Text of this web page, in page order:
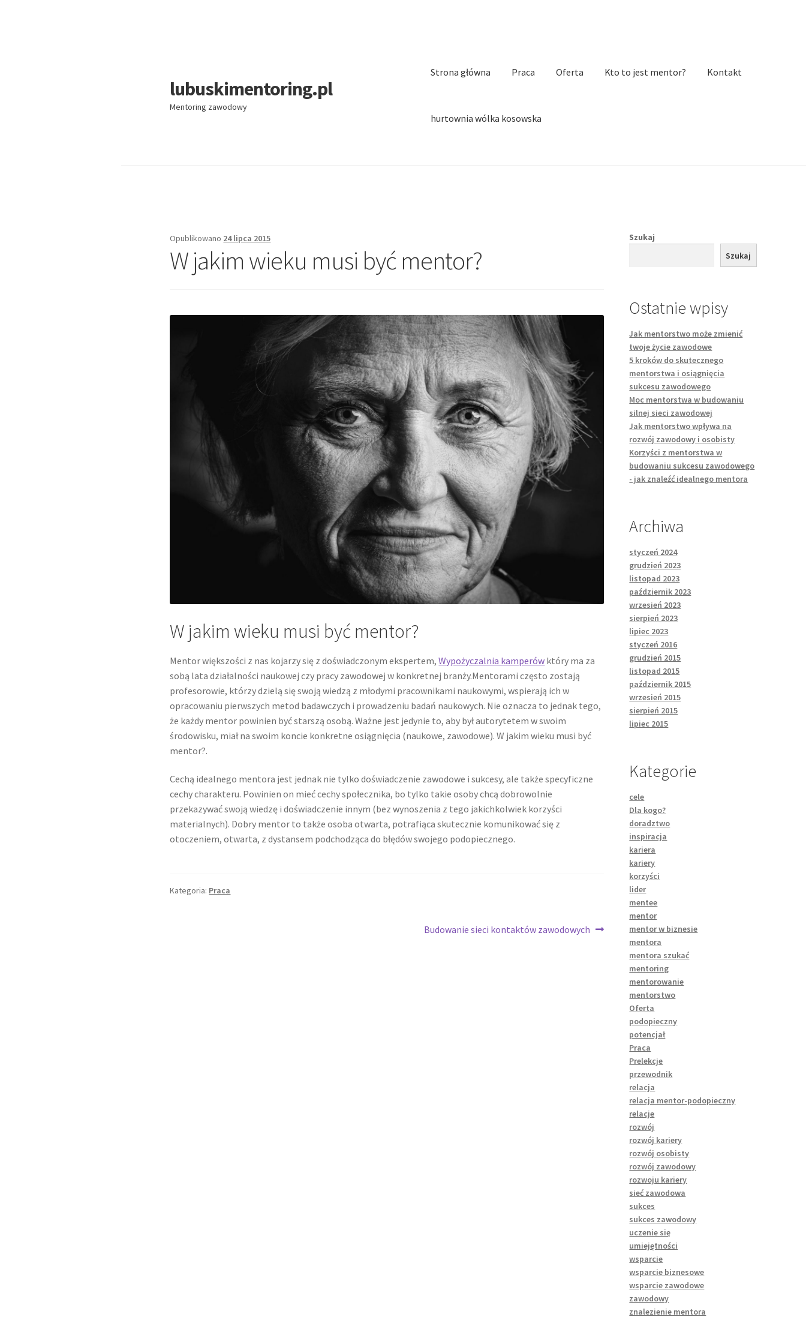
Przejdź
do
nawigacji
Przejdź
do
treści
lubuskimentoring.pl
Mentoring zawodowy
Strona główna Praca Oferta Kto to jest mentor? Kontakt
hurtownia wólka kosowska
Opublikowano 24 lipca 2015
W jakim wieku musi być mentor?
W jakim wieku musi być mentor?
Mentor większości z nas kojarzy się z doświadczonym ekspertem,Wypożyczalnia kamperów który ma za
sobą lata działalności naukowej czy pracy zawodowej w konkretnej branży.Mentorami często zostają
profesorowie, którzy dzielą się swoją wiedzą z młodymi pracownikami naukowymi, wspierają ich w
opracowaniu pierwszych metod badawczych i prowadzeniu badań naukowych. Nie oznacza to jednak tego,
że każdy mentor powinien być starszą osobą. Ważne jest jedynie to, aby był autorytetem w swoim
środowisku, miał na swoim koncie konkretne osiągnięcia (naukowe, zawodowe). W jakim wieku musi być
mentor?.
Cechą idealnego mentora jest jednak nie tylko doświadczenie zawodowe i sukcesy, ale także specyficzne
cechy charakteru. Powinien on mieć cechy społecznika, bo tylko takie osoby chcą dobrowolnie
przekazywać swoją wiedzę i doświadczenie innym (bez wynoszenia z tego jakichkolwiek korzyści
materialnych). Dobry mentor to także osoba otwarta, potrafiąca skutecznie komunikować się z
otoczeniem, otwarta, z dystansem podchodząca do błędów swojego podopiecznego.
Kategoria: Praca
Następny
Budowanie sieci kontaktów zawodowych
Szukaj
Szukaj
Ostatnie wpisy
Jak mentorstwo może zmienić
twoje życie zawodowe
5 kroków do skutecznego
mentorstwa i osiągnięcia
sukcesu zawodowego
Moc mentorstwa w budowaniu
silnej sieci zawodowej
Jak mentorstwo wpływa na
rozwój zawodowy i osobisty
Korzyści z mentorstwa w
budowaniu sukcesu zawodowego
- jak znaleźć idealnego mentora
Archiwa
styczeń 2024
grudzień 2023
listopad 2023
październik 2023
wrzesień 2023
sierpień 2023
lipiec 2023
styczeń 2016
grudzień 2015
listopad 2015
październik 2015
wrzesień 2015
sierpień 2015
lipiec 2015
Kategorie
cele
Dla kogo?
doradztwo
inspiracja
kariera
kariery
korzyści
lider
mentee
mentor
mentor w biznesie
mentora
mentora szukać
mentoring
mentorowanie
mentorstwo
Oferta
podopieczny
potencjał
Praca
Prelekcje
przewodnik
relacja
relacja mentor-podopieczny
relacje
rozwój
rozwój kariery
rozwój osobisty
rozwój zawodowy
rozwoju kariery
sieć zawodowa
sukces
sukces zawodowy
uczenie się
umiejętności
wsparcie
wsparcie biznesowe
wsparcie zawodowe
zawodowy
znalezienie mentora